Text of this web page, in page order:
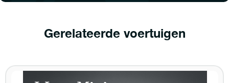
Gerelateerde voertuigen